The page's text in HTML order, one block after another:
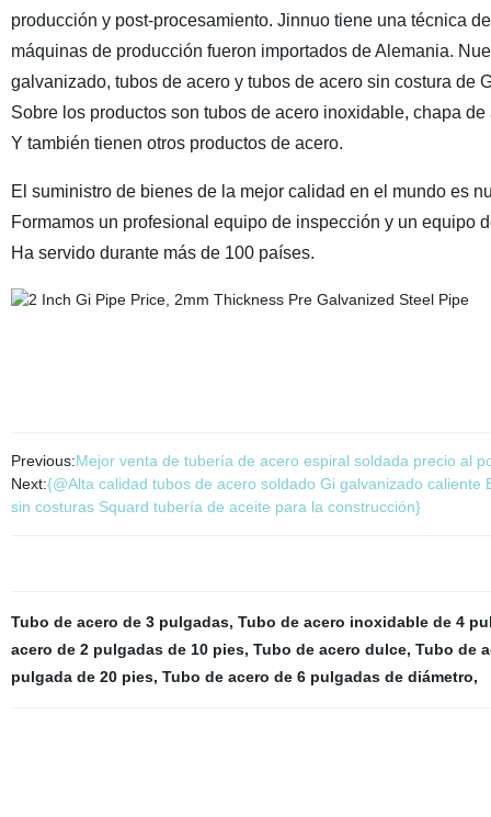
producción y post-procesamiento. Jinnuo tiene una técnica
máquinas de producción fueron importados de Alemania.
galvanizado, tubos de acero y tubos de acero sin costura de
Sobre los productos son tubos de acero inoxidable, chapa
Y también tienen otros productos de acero.
El suministro de bienes de la mejor calidad en el mundo es
Formamos un profesional equipo de inspección y un equipo
Ha servido durante más de 100 países.
Previous:Mejor venta de tubería de acero espiral soldada precio al
Next:{@Alta calidad tubos de acero soldado Gi galvanizado
sin costuras Squard tubería de aceite para la construcción}
Tubo de acero de 3 pulgadas, Tubo de acero inoxidable de 4
acero de 2 pulgadas de 10 pies, Tubo de acero dulce, Tubo de
pulgada de 20 pies, Tubo de acero de 6 pulgadas de diámetro,